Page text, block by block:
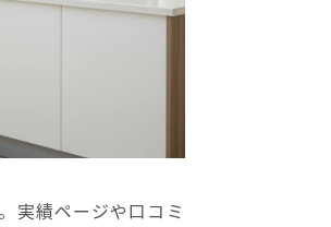
実績ページや口コミ